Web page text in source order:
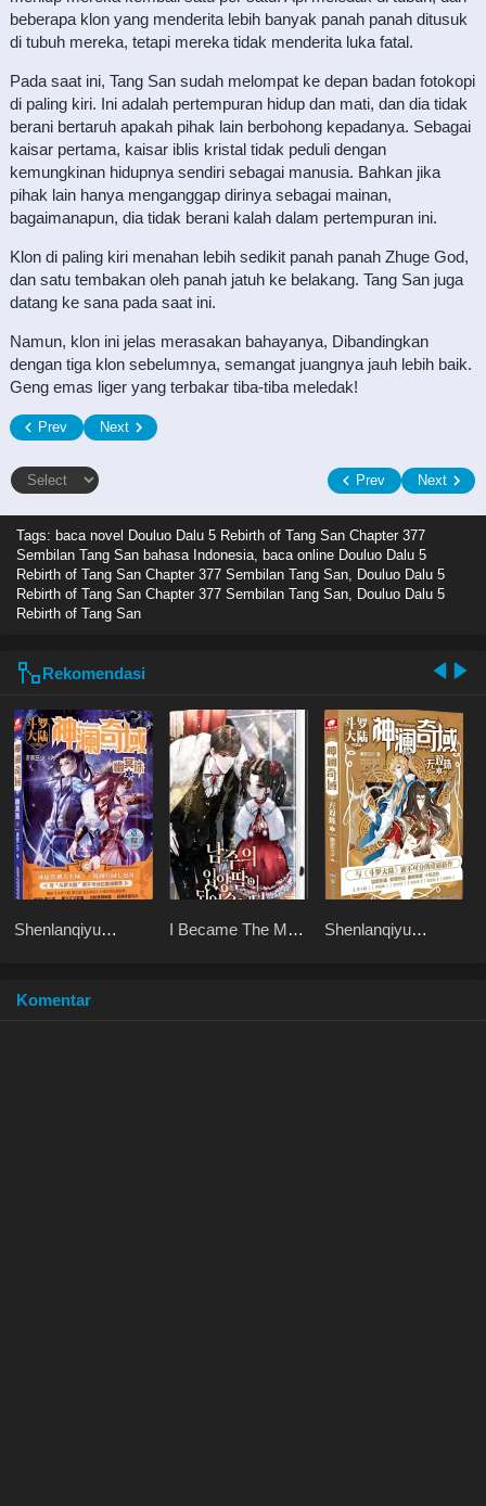
beberapa klon yang menderita lebih banyak panah panah ditusuk
di tubuh mereka, tetapi mereka tidak menderita luka fatal.
Pada saat ini, Tang San sudah melompat ke depan badan fotokopi
di paling kiri. Ini adalah pertempuran hidup dan mati, dan dia tidak
berani bertaruh apakah pihak lain berbohong kepadanya. Sebagai
kaisar pertama, kaisar iblis kristal tidak peduli dengan
kemungkinan hidupnya sendiri sebagai manusia. Bahkan jika
pihak lain hanya menganggap dirinya sebagai mainan,
bagaimanapun, dia tidak berani kalah dalam pertempuran ini.
Klon di paling kiri menahan lebih sedikit panah panah Zhuge God,
dan satu tembakan oleh panah jatuh ke belakang. Tang San juga
datang ke sana pada saat ini.
Namun, klon ini jelas merasakan bahayanya, Dibandingkan
dengan tiga klon sebelumnya, semangat juangnya jauh lebih baik.
Geng emas liger yang terbakar tiba-tiba meledak!
Prev Next
Prev Next
Tags: baca novel Douluo Dalu 5 Rebirth of Tang San Chapter 377
Sembilan Tang San bahasa Indonesia, baca online Douluo Dalu 5
Rebirth of Tang San Chapter 377 Sembilan Tang San, Douluo Dalu 5
Rebirth of Tang San Chapter 377 Sembilan Tang San, Douluo Dalu 5
Rebirth of Tang San
Rekomendasi
Shenlanqiyu
I Became The Male
Shenlanqiyu
Komentar